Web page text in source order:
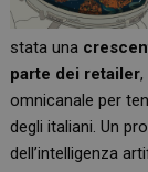
stata una
parte dei retailer
omnicanale per
degli italiani. Un
dell’intelligenza